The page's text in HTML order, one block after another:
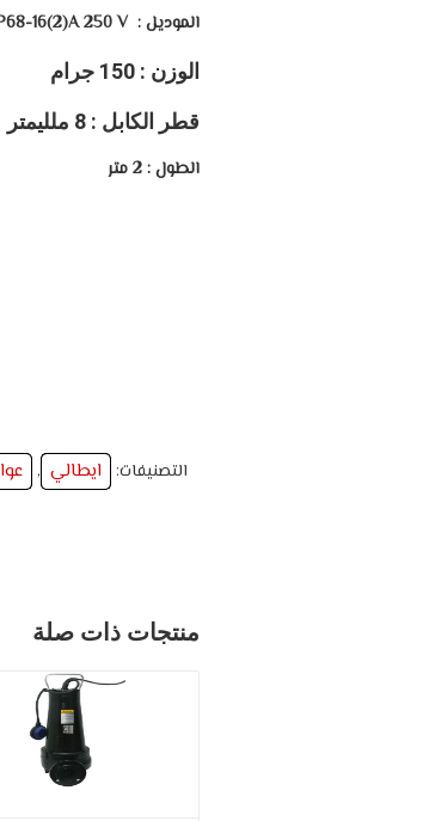
الموديل : IP68-16(2)A 250 V
الوزن : 150 جرام
قطر الكابل : 8 ملليمتر
الطول : 2 متر
التصنيفات: ايطالي ,
منتجات ذات صلة